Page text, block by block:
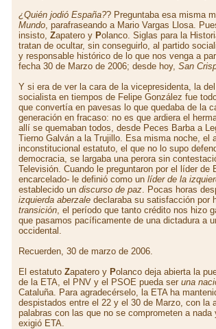
¿Quién jodió España?? Preguntaba esa misma
Mundo, parafraseando a Mario Vargas Llosa.
insisto, Zapatero y Polanco. Siglas para la
tratan de ocultar, sin conseguirlo, al partido
y responsable histórico de lo que nos venga a
fecha 30 de Marzo de 2006; desde hoy, San
Y si era de ver la cara de la vicepresidenta, la
socialista en tiempos de Felipe González fue
que convertía en pavesas lo que quedaba de la
generación en fracaso: no es que ardiera el
allí se quemaban todos, desde Peces Barba a
Tierno Galván a la Trujillo. Esa misma noche, el
inconstitucional estatuto, el que no lo supo
democracia, se largaba una perora sin
Televisión. Cuando le preguntaron por el líder de
encarcelado- le definió como un líder de la
establecido un discurso de paz. Pocas horas
izquierda aberzale declaraba su satisfacción por
transición, el período que tanto crédito nos hizo
que pasamos pacíficamente de una dictadura a
occidental.
Recuerden, 30 de marzo de 2006.
El estatuto Zapatero y Polanco deja abierta la
de la ETA, el PNV y el PSOE pueda ser una
Cataluña. Para agradecérselo, la ETA ha
despistados entre el 22 y el 30 de Marzo, con la
palabras con las que no se comprometen a
exigió ETA.